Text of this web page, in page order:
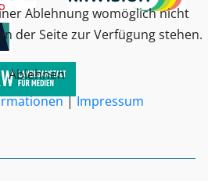
Ablehnung womöglich nicht
der Seite zur Verfügung stehen.
Ablehnen
|Impressum